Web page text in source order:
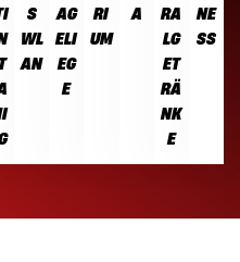
S
WL
AN
AG
ELI
EG
E
RI
UM
A
RA
LG
ET
RÄ
NK
E
NE
SS